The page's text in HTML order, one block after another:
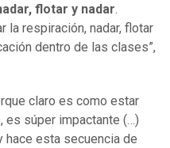
flotar y nadar
la respiración, nadar, flotar
dentro de las clases”,
claro es como estar
es súper impactante (…)
esta secuencia de